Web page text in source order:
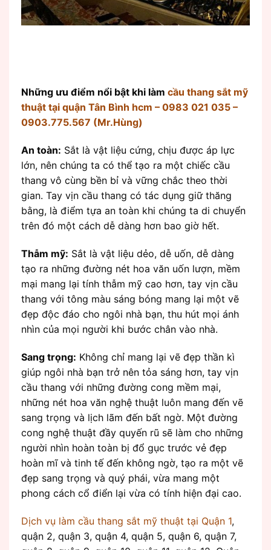
Những ưu điểm nổi bật khi làm cầu thang sắt mỹ
thuật tại quận Tân Bình hcm – 0983 021 035 –
0903.775.567 (Mr.Hùng)
An toàn: Sắt là vật liệu cứng, chịu được áp lực
lớn, nên chúng ta có thể tạo ra một chiếc cầu
thang vô cùng bền bỉ và vững chắc theo thời
gian. Tay vịn cầu thang có tác dụng giữ thăng
bằng, là điểm tựa an toàn khi chúng ta di chuyển
trên đó một cách dễ dàng hơn bao giờ hết.
Thẫm mỹ: Sắt là vật liệu dẻo, dễ uốn, dễ dàng
tạo ra những đường nét hoa văn uốn lượn, mềm
mại mang lại tính thẫm mỹ cao hơn, tay vịn cầu
thang với tông màu sáng bóng mang lại một vẽ
đẹp độc đáo cho ngôi nhà bạn, thu hút mọi ánh
nhìn của mọi người khi bước chân vào nhà.
Sang trọng: Không chỉ mang lại vẽ đẹp thần kì
giúp ngôi nhà bạn trở nên tỏa sáng hơn, tay vịn
cầu thang với những đường cong mềm mại,
những nét hoa văn nghệ thuật luôn mang đến vẽ
sang trọng và lịch lãm đến bất ngờ. Một đường
cong nghệ thuật đầy quyến rũ sẽ làm cho những
người nhìn hoàn toàn bị đổ gục trước vẻ đẹp
hoàn mĩ và tinh tế đến không ngờ, tạo ra một vẽ
đẹp sang trọng và quý phái, vừa mang một
phong cách cổ điển lại vừa có tính hiện đại cao.
Dịch vụ làm cầu thang sắt mỹ thuật tại Quận 1,
quận 2, quận 3, quận 4, quận 5, quận 6, quận 7,